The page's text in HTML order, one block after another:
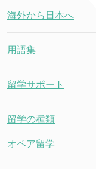
海外から日本へ
用語集
留学サポート
留学の種類
オペア留学